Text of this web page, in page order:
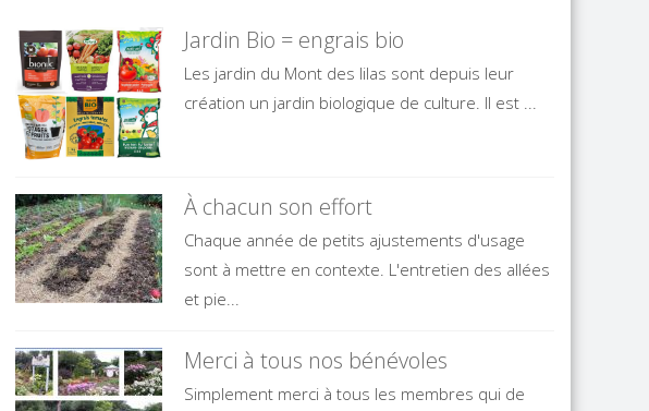
Jardin Bio = engrais bio
Les jardin du Mont des lilas sont depuis leur
création un jardin biologique de culture. Il est ...
À chacun son effort
Chaque année de petits ajustements d'usage
sont à mettre en contexte. L'entretien des allées
et pie...
Merci à tous nos bénévoles
Simplement merci à tous les membres qui de